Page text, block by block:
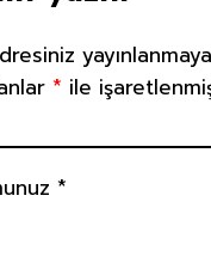
* ile